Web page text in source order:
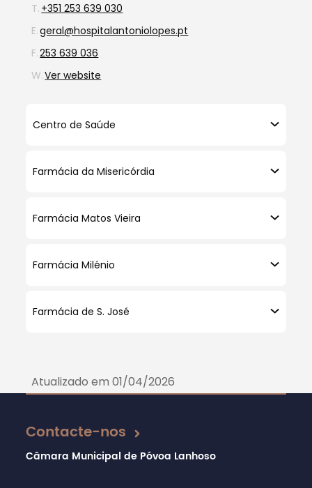
T. +351 253 639 030
E.geral@hospitalantoniolopes.pt
F.253 639 036
W.Ver website
Centro de Saúde
Farmácia da Misericórdia
Farmácia Matos Vieira
Farmácia Milénio
Farmácia de S. José
Atualizado em 01/04/2026
Contacte-nos
Câmara Municipal de Póvoa Lanhoso